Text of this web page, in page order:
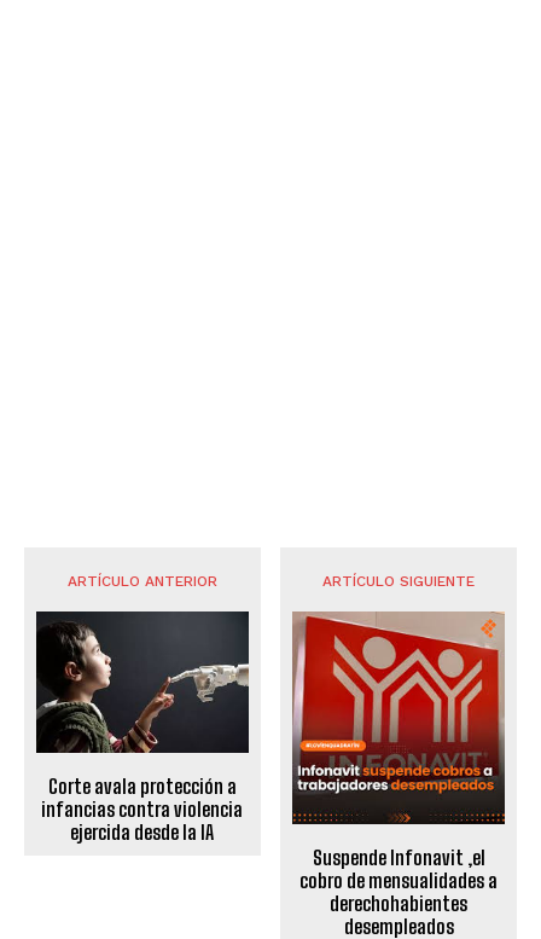
ARTÍCULO ANTERIOR
Corte avala protección a
infancias contra violencia
ejercida desde la IA
ARTÍCULO SIGUIENTE
Suspende Infonavit ,el
cobro de mensualidades a
derechohabientes
desempleados